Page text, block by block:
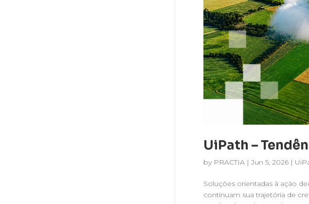
UiPath –
by PRACTIA|Jun 5, 2026|
Soluções orientadas à ação
continuam sua trajetória de